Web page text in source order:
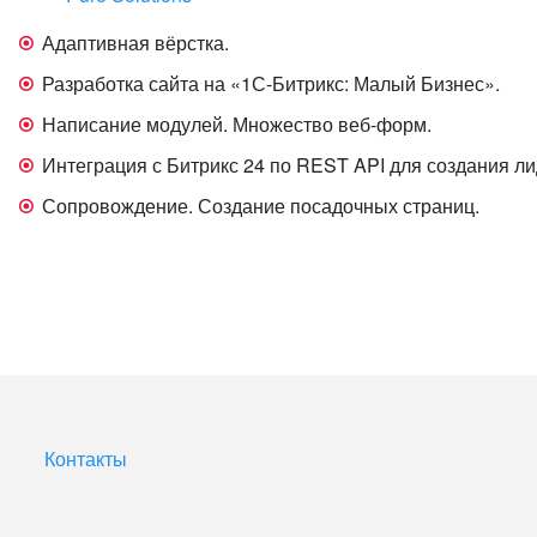
Адаптивная вёрстка.
Разработка сайта на «1С-Битрикс: Малый Бизнес».
Написание модулей. Множество веб-форм.
Интеграция с Битрикс 24 по REST API для создания
Сопровождение. Создание посадочных страниц.
Контакты